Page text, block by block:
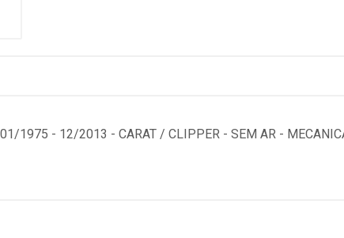
1975 - 12/2013 - CARAT / CLIPPER - SEM AR -